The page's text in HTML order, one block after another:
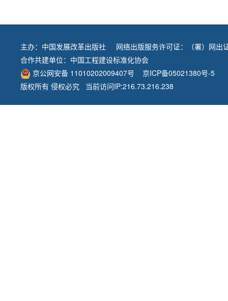
主办： 中国发展改革出版社
网络出版服务许可证：（署）网出
合作共建单位： 中国工程建设标准化协会
京公网安备 11010202009407号
京ICP备05021380号-5
版权所有 侵权必究 当前访问IP:216.73.216.238